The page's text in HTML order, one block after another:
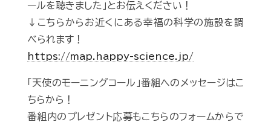
ールを聴きました」とお伝えください！
↓こちらからお近くにある幸福の科学の施設を調
べられます！
https://map.happy-science.jp/
「天使のモーニングコール」番組へのメッセージはこ
ちらから！
番組内のプレゼント応募もこちらのフォームからで